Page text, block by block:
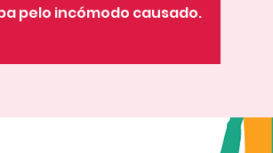
pelo incómodo causado.